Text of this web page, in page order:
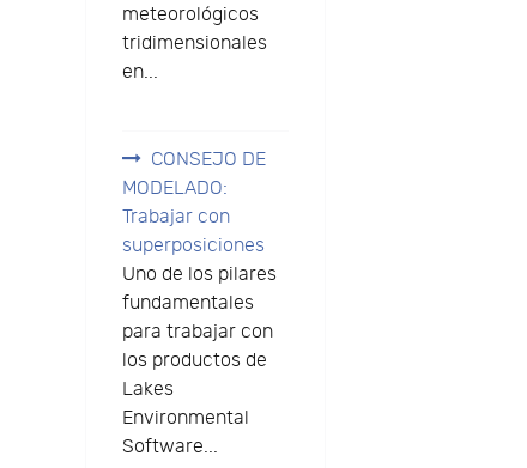
meteorológicos
tridimensionales
en...
CONSEJO DE
MODELADO:
Trabajar con
superposiciones
Uno de los pilares
fundamentales
para trabajar con
los productos de
Lakes
Environmental
Software...